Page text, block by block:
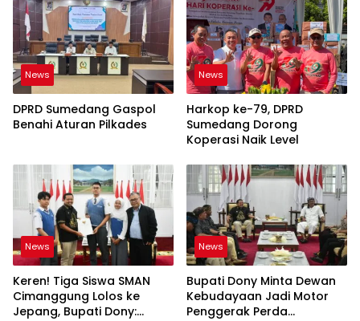
News
DPRD Sumedang Gaspol
Benahi Aturan Pilkades
News
Harkop ke-79, DPRD
Sumedang Dorong
Koperasi Naik Level
News
Keren! Tiga Siswa SMAN
Cimanggung Lolos ke
Jepang, Bupati Dony:
News
Bupati Dony Minta Dewan
Kebudayaan Jadi Motor
Penggerak Perda